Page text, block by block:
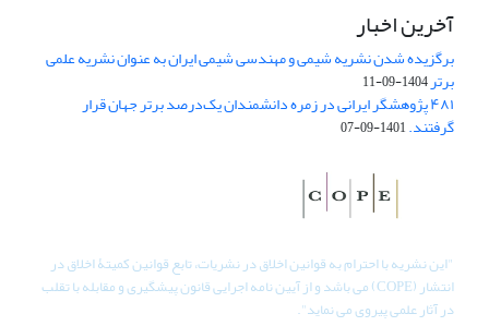
آخرین اخبار
برگزیده شدن نشریه شیمی و مهندسی شیمی ایران به عنوان نشریه علمی
برتر1404-09-11
۴۸۱ پژوهشگر ایرانی در زمره دانشمندان یک‌درصد برتر جهان قرار
گرفتند.1401-09-07
"این نشریه با احترام به قوانین اخلاق در نشریات، تابع قوانین کمیتۀ اخلاق در
انتشار (COPE) می باشد و از آیین نامه اجرایی قانون پیشگیری و مقابله با تقلب
در آثار علمی پیروی می نماید".